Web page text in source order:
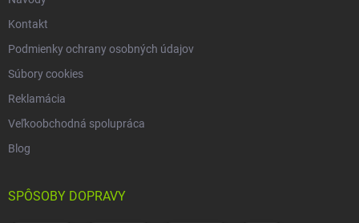
Kontakt
Podmienky ochrany osobných údajov
Súbory cookies
Reklamácia
Veľkoobchodná spolupráca
Blog
SPÔSOBY DOPRAVY